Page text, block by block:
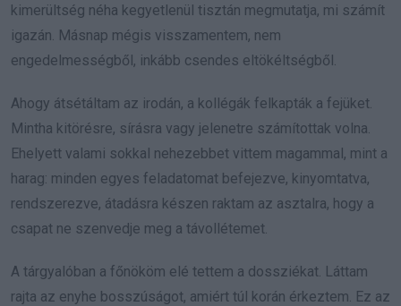
kimerültség néha kegyetlenül tisztán megmutatja, mi számít
igazán. Másnap mégis visszamentem, nem
engedelmességből, inkább csendes eltökéltségből.
Ahogy átsétáltam az irodán, a kollégák felkapták a fejüket.
Mintha kitörésre, sírásra vagy jelenetre számítottak volna.
Ehelyett valami sokkal nehezebbet vittem magammal, mint a
harag: minden egyes feladatomat befejezve, kinyomtatva,
rendszerezve, átadásra készen raktam az asztalra, hogy a
csapat ne szenvedje meg a távollétemet.
A tárgyalóban a főnököm elé tettem a dossziékat. Láttam
rajta az enyhe bosszúságot, amiért túl korán érkeztem. Ez az